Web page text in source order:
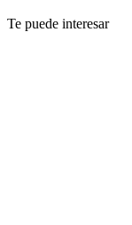
Te puede interesar